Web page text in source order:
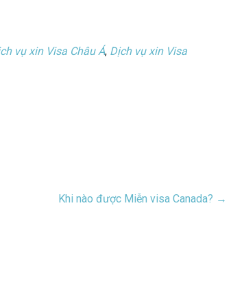
vụ xin Visa Châu Á, Dịch vụ xin Visa
Khi nào được Miễn visa Canada? →